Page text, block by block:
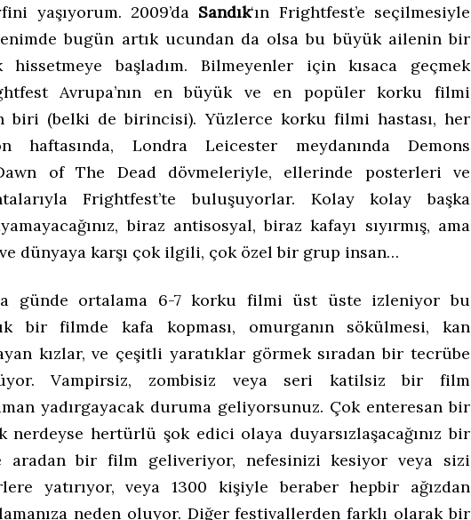
yaşıyorum. 2009’da Sandık‘ın Frightfest’e seçilmesiyle
bugün artık ucundan da olsa bu büyük ailenin bir
hissetmeye başladım. Bilmeyenler için kısaca geçmek
Avrupa’nın en büyük ve en popüler korku filmi
biri (belki de birincisi). Yüzlerce korku filmi hastası, her
haftasında, Londra Leicester meydanında Demons
of The Dead dövmeleriyle, ellerinde posterleri ve
Frightfest’te buluşuyorlar. Kolay kolay başka
biraz antisosyal, biraz kafayı sıyırmış, ama
dünyaya karşı çok ilgili, çok özel bir grup insan…
günde ortalama 6-7 korku filmi üst üste izleniyor bu
bir filmde kafa kopması, omurganın sökülmesi, kan
kızlar, ve çeşitli yaratıklar görmek sıradan bir tecrübe
Vampirsiz, zombisiz veya seri katilsiz bir film
yadırgayacak duruma geliyorsunuz. Çok enteresan bir
nerdeyse hertürlü şok edici olaya duyarsızlaşacağınız bir
aradan bir film geliveriyor, nefesinizi kesiyor veya sizi
yatırıyor, veya 1300 kişiyle beraber hepbir ağızdan
neden oluyor. Diğer festivallerden farklı olarak bir